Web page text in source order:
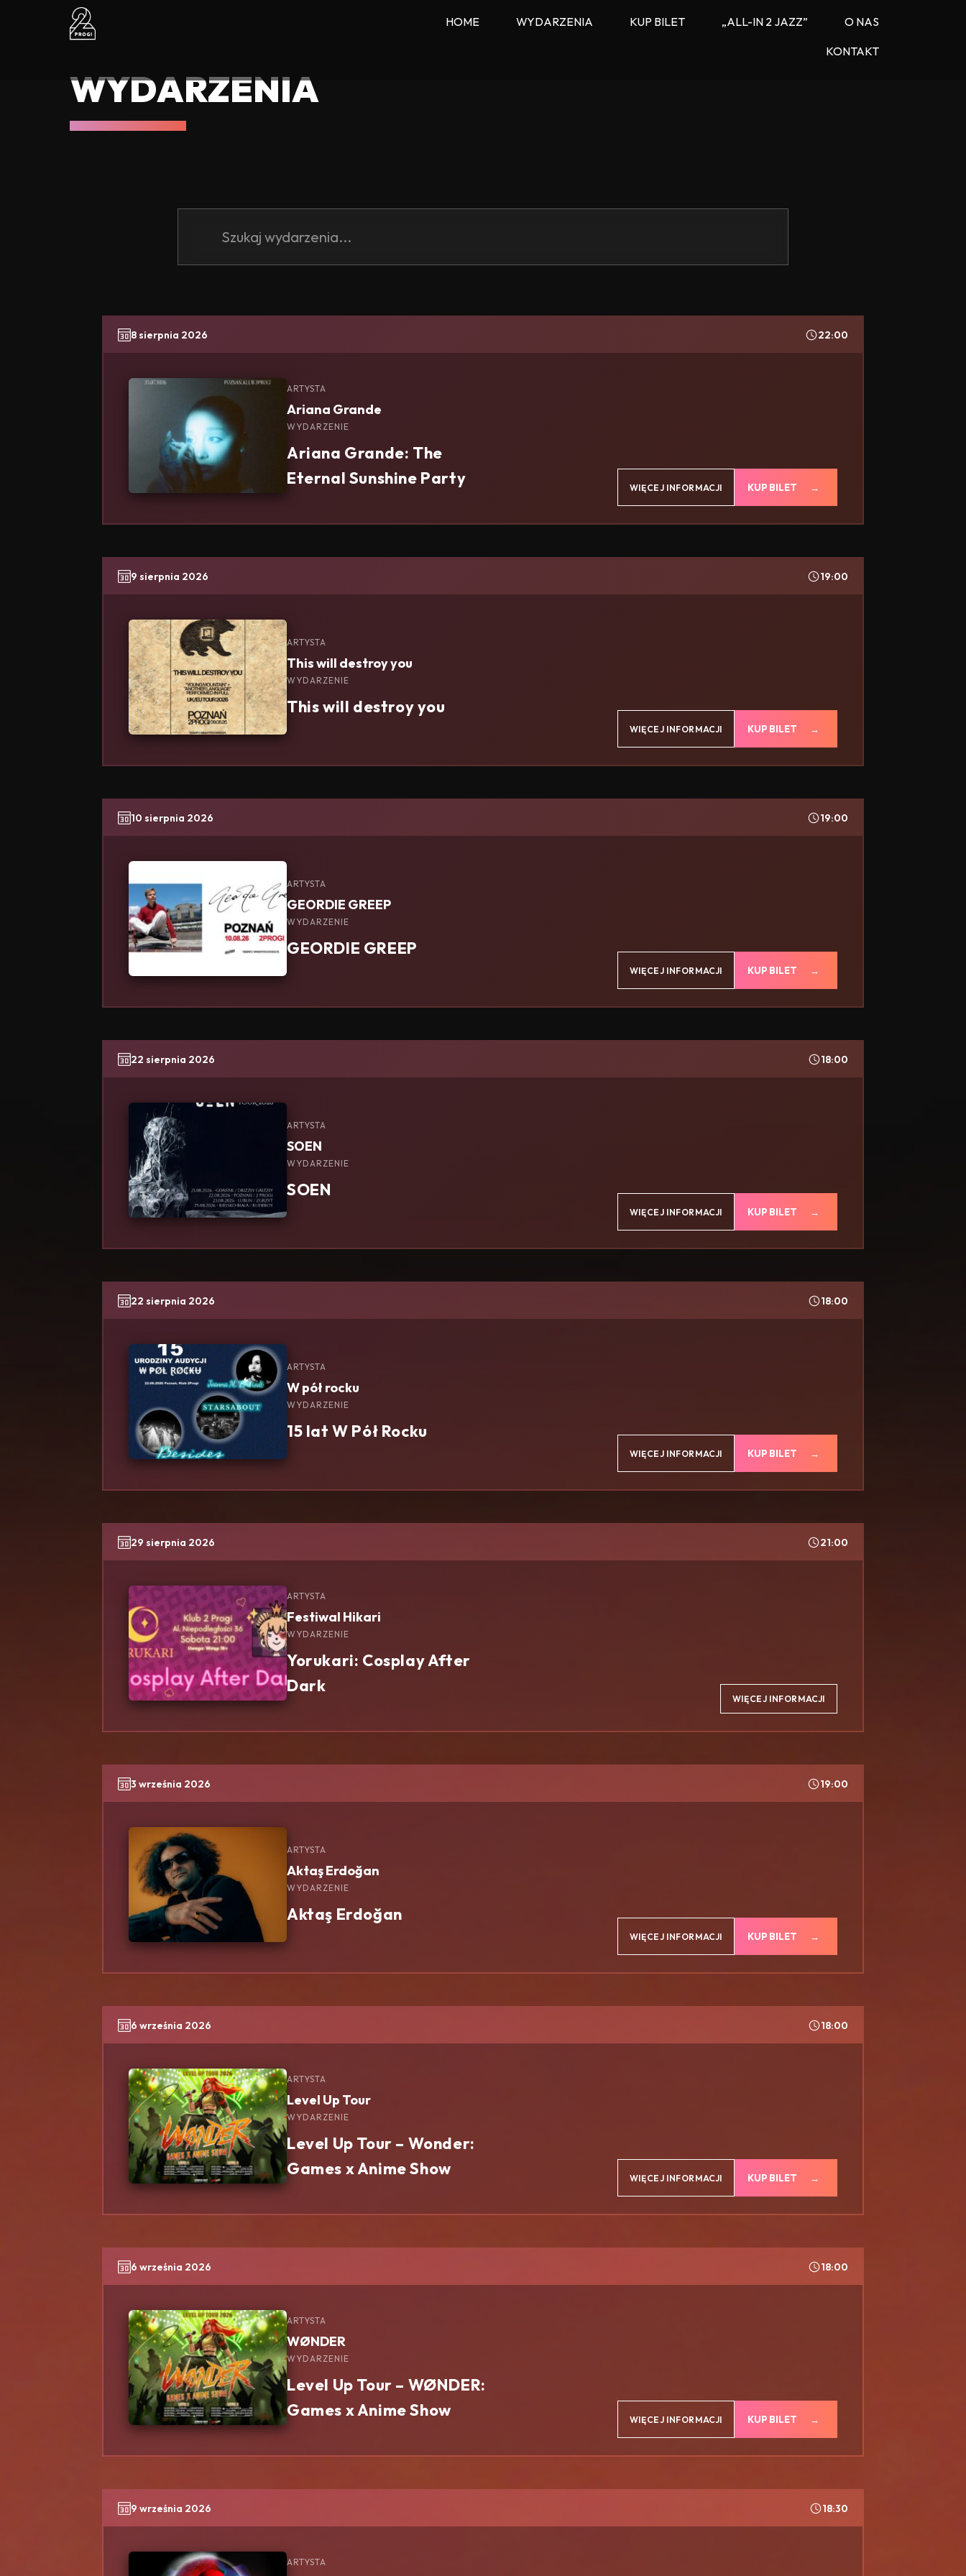
HOME WYDARZENIA KUP BILET „ALL-IN 2 JAZZ” O NAS
KONTAKT
WYDARZENIA
8 sierpnia 2026 22:00
ARTYSTA
Ariana Grande
WYDARZENIE
Ariana Grande: The
Eternal Sunshine Party
WIĘCEJ INFORMACJI KUP BILET
9 sierpnia 2026 19:00
ARTYSTA
This will destroy you
WYDARZENIE
This will destroy you
WIĘCEJ INFORMACJI KUP BILET
10 sierpnia 2026 19:00
ARTYSTA
GEORDIE GREEP
WYDARZENIE
GEORDIE GREEP
WIĘCEJ INFORMACJI KUP BILET
22 sierpnia 2026 18:00
ARTYSTA
SOEN
WYDARZENIE
SOEN
WIĘCEJ INFORMACJI KUP BILET
22 sierpnia 2026 18:00
ARTYSTA
W pół rocku
WYDARZENIE
15 lat W Pół Rocku
WIĘCEJ INFORMACJI KUP BILET
29 sierpnia 2026 21:00
ARTYSTA
Festiwal Hikari
WYDARZENIE
Yorukari: Cosplay After
Dark
WIĘCEJ INFORMACJI
3 września 2026 19:00
ARTYSTA
Aktaş Erdoğan
WYDARZENIE
Aktaş Erdoğan
WIĘCEJ INFORMACJI KUP BILET
6 września 2026 18:00
ARTYSTA
Level Up Tour
WYDARZENIE
Level Up Tour – Wonder:
Games x Anime Show
WIĘCEJ INFORMACJI KUP BILET
6 września 2026 18:00
ARTYSTA
WØNDER
WYDARZENIE
Level Up Tour – WØNDER:
Games x Anime Show
WIĘCEJ INFORMACJI KUP BILET
9 września 2026 18:30
ARTYSTA